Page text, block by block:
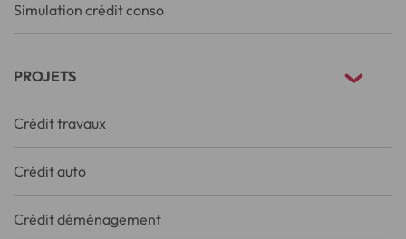
Simulation crédit conso
PROJETS
Crédit travaux
Crédit auto
Crédit déménagement